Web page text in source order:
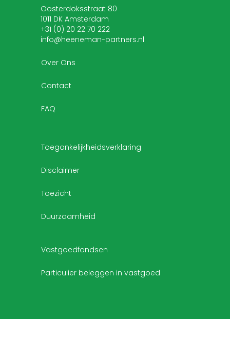
Oosterdoksstraat 80
1011 DK Amsterdam
+31 (0) 20 22 70 222
info@heeneman-partners.nl
Over Ons
Contact
FAQ
Toegankelijkheidsverklaring
Disclaimer
Toezicht
Duurzaamheid
Vastgoedfondsen
Particulier beleggen in vastgoed